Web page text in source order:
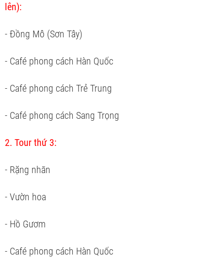
lên):
- Đồng Mô (Sơn Tây)
- Café phong cách Hàn Quốc
- Café phong cách Trẻ Trung
- Café phong cách Sang Trọng
2. Tour thứ 3:
- Rặng nhãn
- Vườn hoa
- Hồ Gươm
- Café phong cách Hàn Quốc